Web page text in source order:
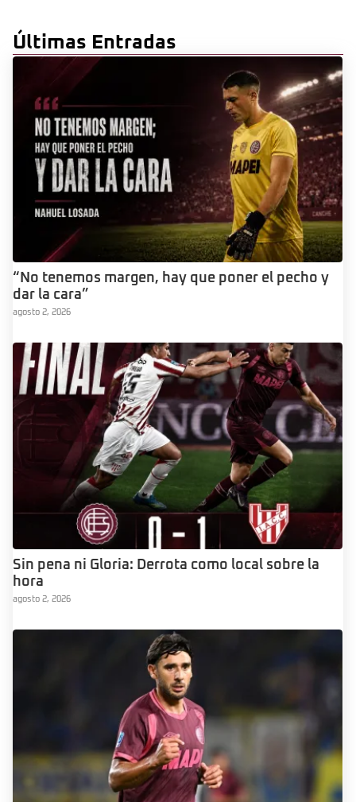
Últimas Entradas
“No tenemos margen, hay que poner el pecho y
dar la cara”
agosto 2, 2026
Sin pena ni Gloria: Derrota como local sobre la
hora
agosto 2, 2026